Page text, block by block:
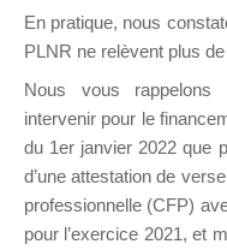
Ce groupe est
Formation qui
Propositions
En pratique, nous
PLNR ne relèvent plus
Nous vous rappelons
intervenir pour le
du 1er janvier 2022 que
d’une attestation de
professionnelle (CFP)
pour l’exercice 2021, et